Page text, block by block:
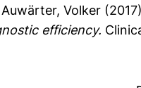
Auwärter, Volker
efficiency.